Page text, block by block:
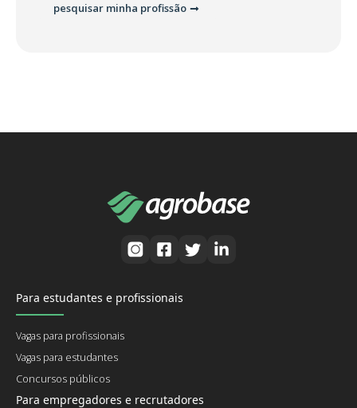
pesquisar minha profissão
Para estudantes e profissionais
Vagas para profissionais
Vagas para estudantes
Concursos públicos
Para empregadores e recrutadores